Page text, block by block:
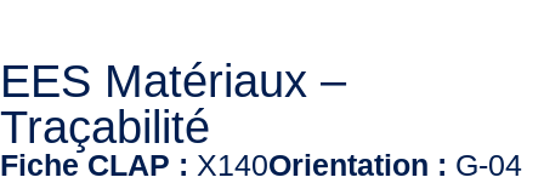
EES Matériaux –
Traçabilité
Fiche CLAP : X140Orientation : G-04